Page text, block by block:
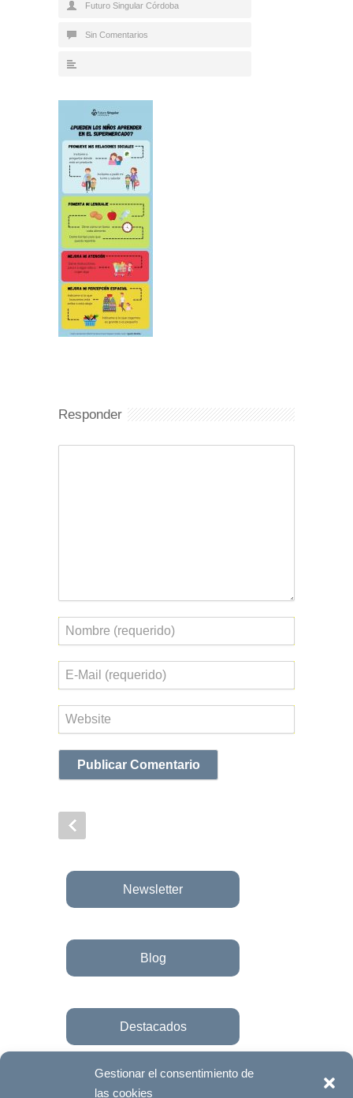
Gestionar el consentimiento de
las cookies
Futuro Singular Córdoba
Sin Comentarios
Responder
Nombre
Correo
electrónico
Web
Newsletter
Blog
Destacados
Únete a la fundación